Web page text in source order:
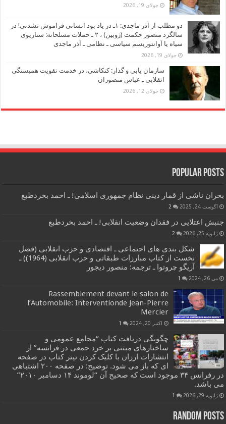
جولای 19, 2026
دو مطلب از آذر ماجدی: ۱ـ در یاد بود انسانی فراموش نشدنی! در
سالگرد منصور حکمت (ژوبین) ، ۲ ـ حملات مسلحانه: سناریوی
سیاه یا آوانتوریسم سیاسی ـ نظامی ـ آذر ماجدی
جولای 19, 2026
سازمان یابی و گذار: کنکاشی، در خدمت تقویت همبستگی
انقلابی ـ عباس منصوران
جولای 12, 2026
Popular Posts
بحران ناشی از قمار دینی نظام جمهوری اسلامی! ـ احمد بخردطبع
آگوست 24, 2025 2
جنبش اعتلایی در فقدان وضعیت انقلابی! ـ احمد بخردطبع
ژانویه 25, 2026 2
شکل بندی های اجتماعی ـ اقتصادی و حزب انقلابی (فصل
نخست از کتاب مبارزات طبقاتی و حزب انقلابی (1964)) ـ
آریگو چروتوا ـ ترجمه: منصور دیجور
می 26, 2024 1
Rassemblement devant le salon de
l’Automobile: Interventionde Jean-Pierre
Mercier
اکتبر 20, 2024 1
چگونگی دریافت کتاب “مجامع عمومی و
ساختارهای مبتنی بر خرد جمعی در فرانسه” از
انتشارات ارزان با کلیک کردن تیتر کتاب در صفحه
ای که باز می شود. توضیح: در صفحه ۲۰۰ اشتباهی
در رفرانس ۳۴ موجود است که صحیح آن “لوموند ۱۴ دسامبر ۲۰۱۰”
می باشد.
ژانویه 29, 2026 1
Random Posts